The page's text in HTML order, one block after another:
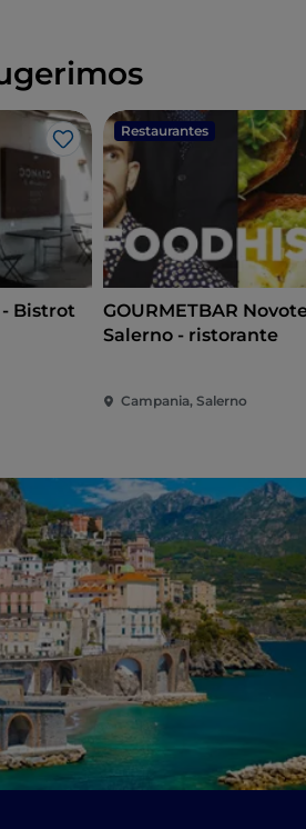
Me gusta
Bistrot
Restaurantes
GOURMETBAR
Salerno - ristorante
Campania, Salerno